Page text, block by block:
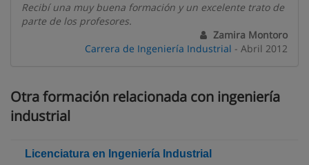
Recibí una muy buena formación y un excelente trato de
parte de los profesores.
Zamira Montoro
Carrera de Ingeniería Industrial - Abril 2012
Otra formación relacionada con ingeniería
industrial
Licenciatura en Ingeniería Industrial